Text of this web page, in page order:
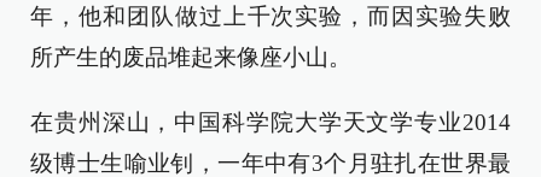
年，他和团队做过上千次实验，而因实验失败
所产生的废品堆起来像座小山。
在贵州深山，中国科学院大学天文学专业2014
级博士生喻业钊，一年中有3个月驻扎在世界最